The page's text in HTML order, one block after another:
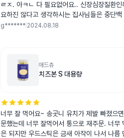
ㄹㅈ. 아ㅋㄴ 다 필요없어요.. 신장심장질환
요하진 않다고 생각하시는 집사님들은 중단
이세요..
g******* 2024.08.18
애드츄
치즈본 S 대용량
너무 잘 먹어요~ 송곳니 유치가 제발 빠졌으
문했는데 너무 잘먹어서 통으로 재주문. 너무
은 되지만 우드스틱은 금새 아작이 나서 나름